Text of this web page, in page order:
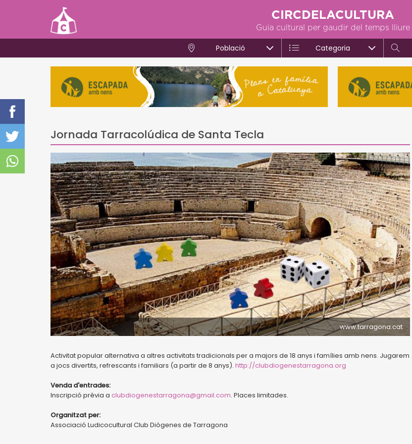
CIRCDELACULTURA
Guia cultural per gaudir del temps lliure
Població Categoria
Jornada Tarracolúdica de Santa Tecla
www.tarragona.cat
Activitat popular alternativa a altres activitats tradicionals per a majors de 18 anys i famílies amb nens. Jugarem
a jocs divertits, refrescants i familiars (a partir de 8 anys). http://clubdiogenestarragona.org
Venda d'entrades:
Inscripció prèvia a clubdiogenestarragona@gmail.com. Places limitades.
Organitzat per:
Associació Ludicocultural Club Diògenes de Tarragona